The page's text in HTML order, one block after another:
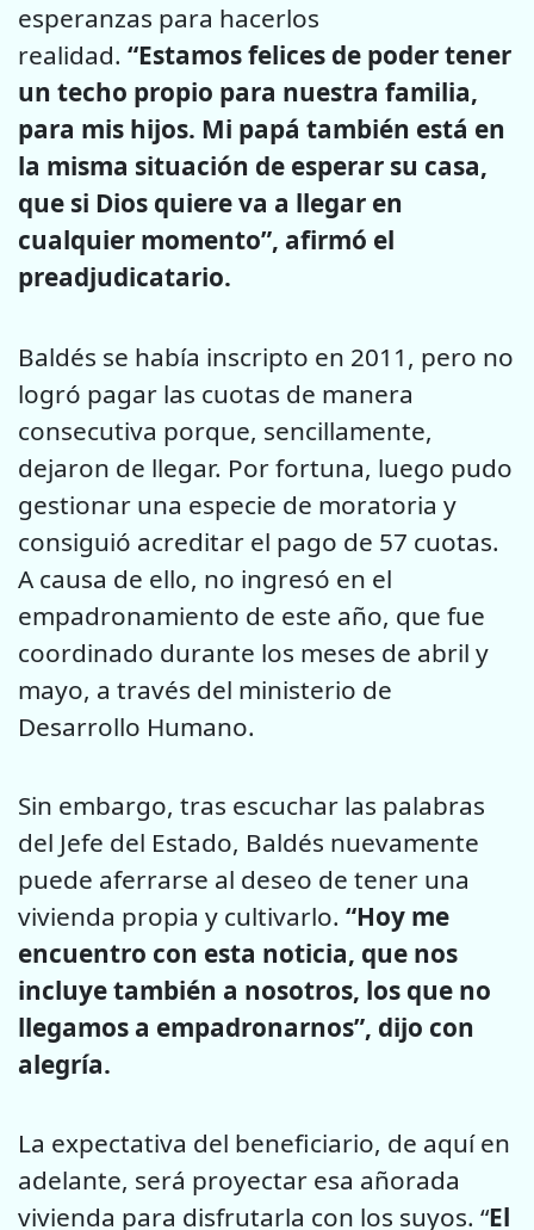
esperanzas para hacerlos
realidad. “Estamos felices de poder tener
un techo propio para nuestra familia,
para mis hijos. Mi papá también está en
la misma situación de esperar su casa,
que si Dios quiere va a llegar en
cualquier momento”, afirmó el
preadjudicatario.
Baldés se había inscripto en 2011, pero no
logró pagar las cuotas de manera
consecutiva porque, sencillamente,
dejaron de llegar. Por fortuna, luego pudo
gestionar una especie de moratoria y
consiguió acreditar el pago de 57 cuotas.
A causa de ello, no ingresó en el
empadronamiento de este año, que fue
coordinado durante los meses de abril y
mayo, a través del ministerio de
Desarrollo Humano.
Sin embargo, tras escuchar las palabras
del Jefe del Estado, Baldés nuevamente
puede aferrarse al deseo de tener una
vivienda propia y cultivarlo. “Hoy me
encuentro con esta noticia, que nos
incluye también a nosotros, los que no
llegamos a empadronarnos”, dijo con
alegría.
La expectativa del beneficiario, de aquí en
adelante, será proyectar esa añorada
vivienda para disfrutarla con los suyos. “El